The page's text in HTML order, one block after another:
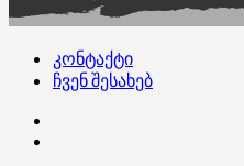
კონტაქტი
ჩვენ შესახებ